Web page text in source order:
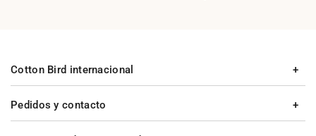
Pedidos y contacto
Cotton Bird internacional